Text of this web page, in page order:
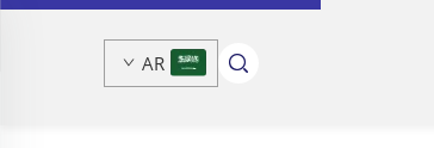
AR